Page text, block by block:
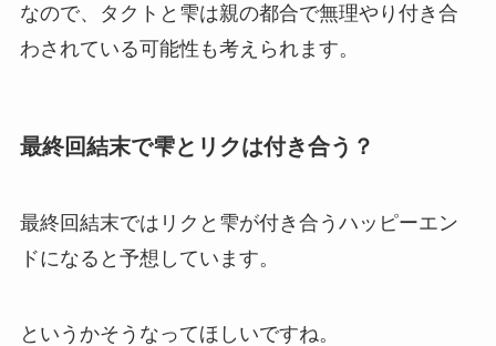
なので、タクトと雫は親の都合で無理やり付き合
わされている可能性も考えられます。
最終回結末で雫とリクは付き合う？
最終回結末ではリクと雫が付き合うハッピーエン
ドになると予想しています。
というかそうなってほしいですね。